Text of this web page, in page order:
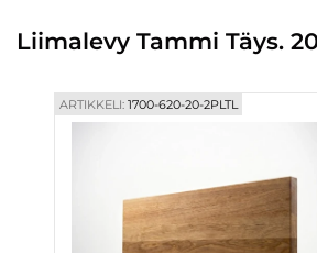
Blogi
Liimalevy Tammi Täys.
ARTIKKELI:1700-620-20-2PLTL